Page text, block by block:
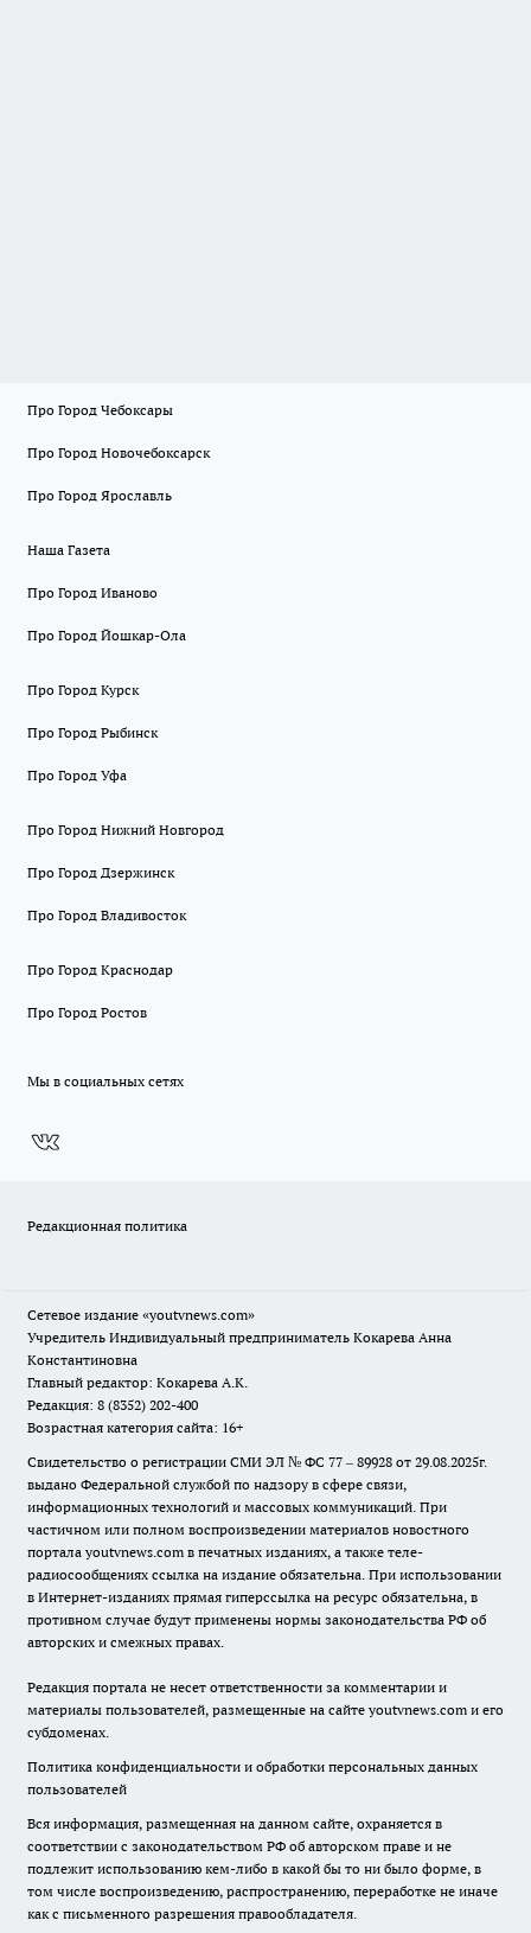
Про Город Чебоксары
Про Город Новочебоксарск
Про Город Ярославль
Наша Газета
Про Город Иваново
Про Город Йошкар-Ола
Про Город Курск
Про Город Рыбинск
Про Город Уфа
Про Город Нижний Новгород
Про Город Дзержинск
Про Город Владивосток
Про Город Краснодар
Про Город Ростов
Мы в социальных сетях
Редакционная политика
Сетевое издание «youtvnews.com»
Учредитель Индивидуальный предприниматель Кокарева Анна
Константиновна
Главный редактор: Кокарева А.К.
Редакция: 8 (8352) 202-400
Возрастная категория сайта: 16+
Свидетельство о регистрации СМИ ЭЛ № ФС 77 – 89928 от 29.08.2025г.
выдано Федеральной службой по надзору в сфере связи,
информационных технологий и массовых коммуникаций. При
частичном или полном воспроизведении материалов новостного
портала youtvnews.com в печатных изданиях, а также теле-
радиосообщениях ссылка на издание обязательна. При использовании
в Интернет-изданиях прямая гиперссылка на ресурс обязательна, в
противном случае будут применены нормы законодательства РФ об
авторских и смежных правах.
Редакция портала не несет ответственности за комментарии и
материалы пользователей, размещенные на сайте youtvnews.com и его
субдоменах.
Политика конфиденциальности и обработки персональных данных
пользователей
Вся информация, размещенная на данном сайте, охраняется в
соответствии с законодательством РФ об авторском праве и не
подлежит использованию кем-либо в какой бы то ни было форме, в
том числе воспроизведению, распространению, переработке не иначе
как с письменного разрешения правообладателя.